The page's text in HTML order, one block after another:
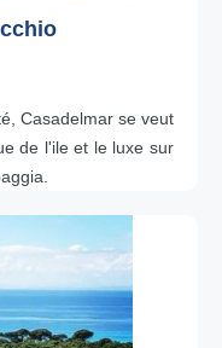
Casadelmar se veut
de l'ile et le luxe sur